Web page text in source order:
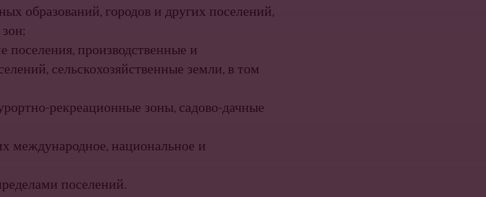
образований, городов и других поселений,
поселения, производственные и
сельскохозяйственные земли, в том
рекреационные зоны, садово-дачные
национальное и
поселений.